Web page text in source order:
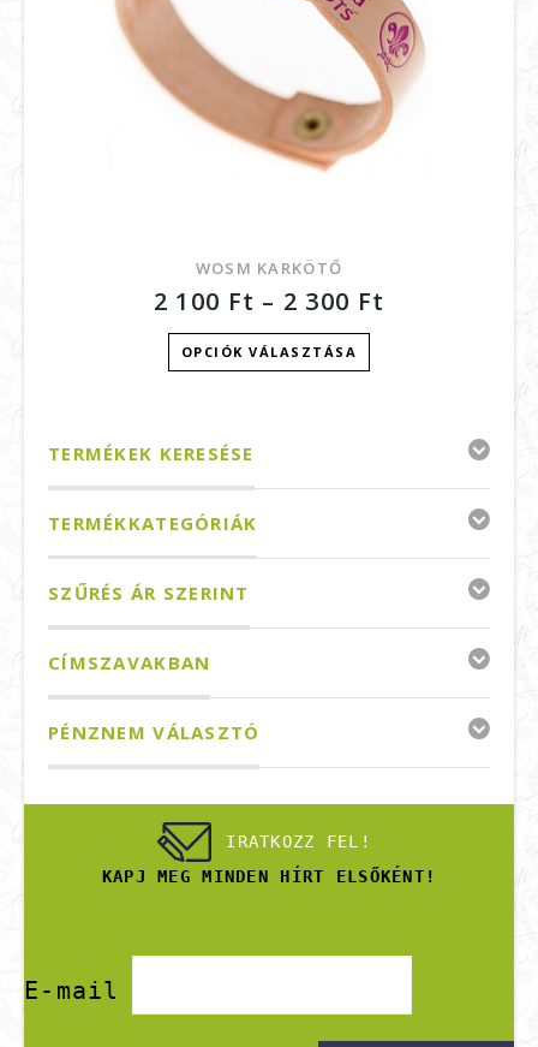
WOSM KARKÖTŐ
2 100 Ft – 2 300 Ft
OPCIÓK VÁLASZTÁSA
TERMÉKEK KERESÉSE
TERMÉKKATEGÓRIÁK
SZŰRÉS ÁR SZERINT
CÍMSZAVAKBAN
PÉNZNEM VÁLASZTÓ
IRATKOZZ FEL!
KAPJ MEG MINDEN HÍRT ELSŐKÉNT!
E-mail